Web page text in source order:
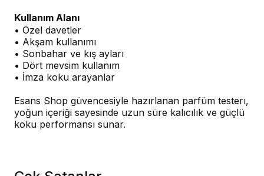
Kullanım Alanı
• Özel davetler
• Akşam kullanımı
• Sonbahar ve kış ayları
• Dört mevsim kullanım
• İmza koku arayanlar
Esans Shop güvencesiyle hazırlanan parfüm testerı,
yoğun içeriği sayesinde uzun süre kalıcılık ve güçlü
koku performansı sunar.